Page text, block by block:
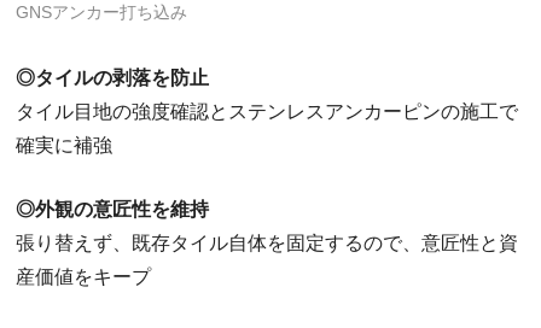
GNSアンカー打ち込み
◎タイルの剥落を防止
タイル目地の強度確認とステンレスアンカーピンの施工で
確実に補強
◎外観の意匠性を維持
張り替えず、既存タイル自体を固定するので、意匠性と資
産価値をキープ